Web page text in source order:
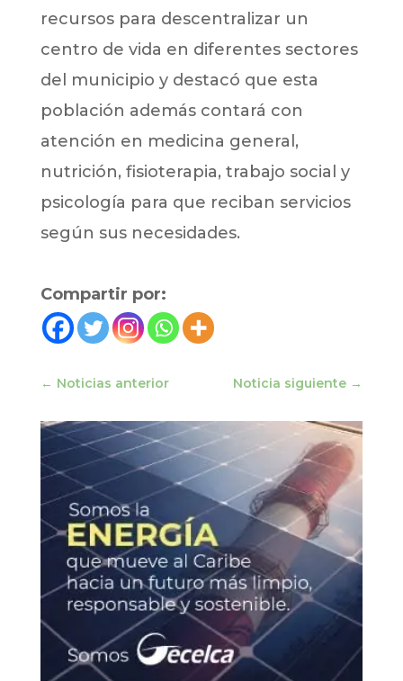
recursos para descentralizar un
centro de vida en diferentes sectores
del municipio y destacó que esta
población además contará con
atención en medicina general,
nutrición, fisioterapia, trabajo social y
psicología para que reciban servicios
según sus necesidades.
Compartir por:
← Noticias anterior Noticia siguiente →